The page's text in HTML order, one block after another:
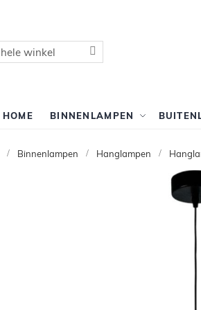
HOME BINNENLAMPEN
Binnenlampen Hanglampen